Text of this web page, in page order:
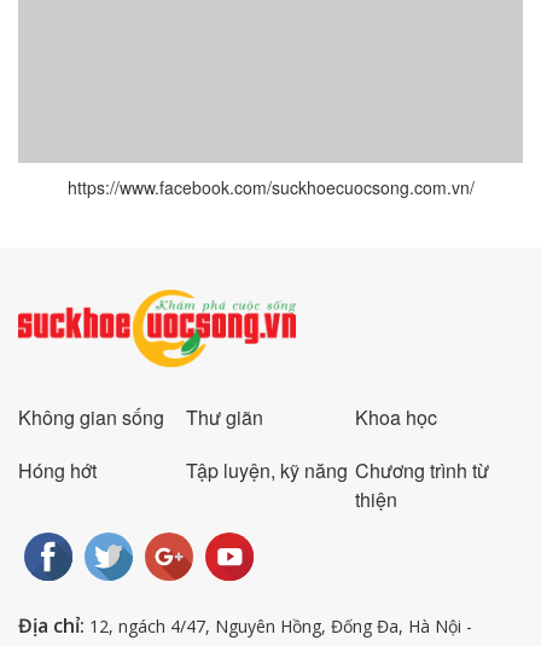
https://www.facebook.com/suckhoecuocsong.com.vn/
Không gian sống Thư giãn
Khoa học
Hóng hớt
Tập luyện, kỹ năng Chương trình từ
thiện
Địa chỉ: 12, ngách 4/47, Nguyên Hồng, Đống Đa, Hà Nội -